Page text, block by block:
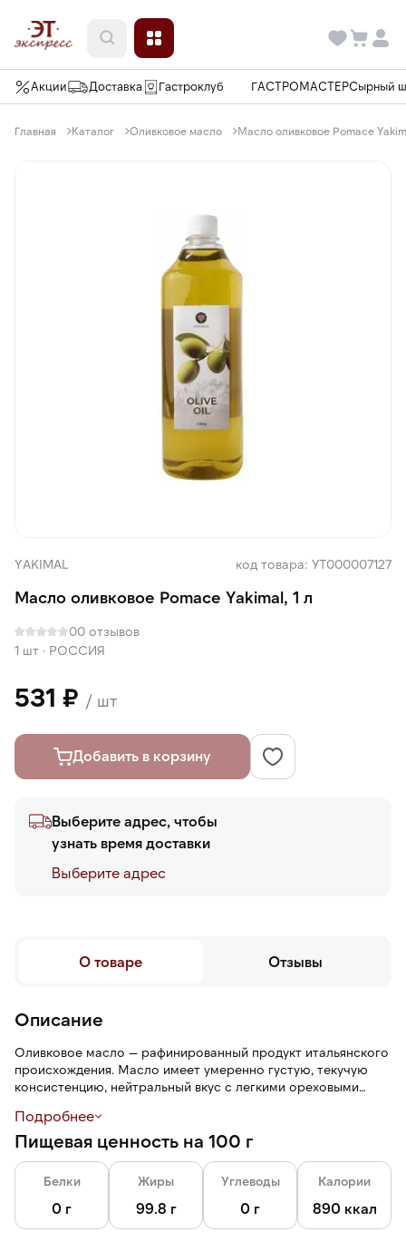
Акции Доставка Гастроклуб ГАСТРОМАСТЕРСырный
Главная Каталог Оливковое масло Масло оливковое Pomace
YAKIMAL код товара: УТ000007127
Масло оливковое Pomace Yakimal, 1 л
00 отзывов
1 шт · РОССИЯ
531 ₽ / шт
Добавить в корзину
Выберите адрес, чтобы
узнать время доставки
Выберите адреc
О товаре Отзывы
Описание
Оливковое масло — рафинированный продукт итальянского
происхождения. Масло имеет умеренно густую, текучую
консистенцию, нейтральный вкус с легкими ореховыми
Масло можно использовать для жарки, заправки овощных
салатов, основы для соусов. Масло сочетается с
мороженым, морепродуктами, курицей, овощами, рыбой,
фруктами, ягодой, орехами.
Подробнее
Пищевая ценность на 100 г
Белки
0 г
Жиры
99.8 г
Углеводы
0 г
Калории
890 ккал